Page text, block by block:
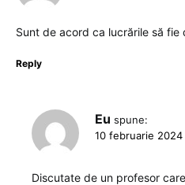
Sunt de acord ca lucrările să fie
Reply
Eu spune:
10 februarie 2024
Discutate de un profesor